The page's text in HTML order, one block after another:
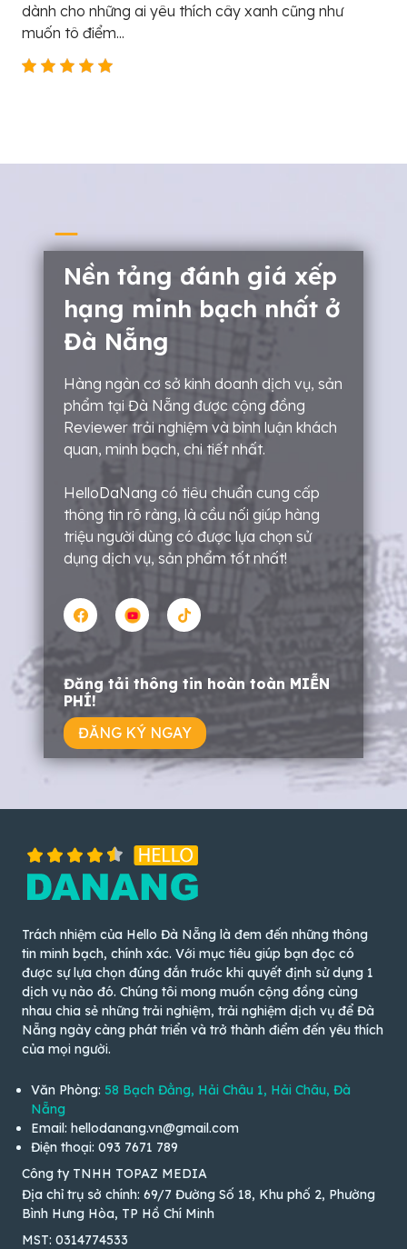
dành cho những ai yêu thích cây xanh cũng như
muốn tô điểm...
Nền tảng đánh giá xếp
hạng minh bạch nhất ở
Đà Nẵng
Hàng ngàn cơ sở kinh doanh dịch vụ, sản
phẩm tại Đà Nẵng được cộng đồng
Reviewer trải nghiệm và bình luận khách
quan, minh bạch, chi tiết nhất.
HelloDaNang có tiêu chuẩn cung cấp
thông tin rõ ràng, là cầu nối giúp hàng
triệu người dùng có được lựa chọn sử
dụng dịch vụ, sản phẩm tốt nhất!
Đăng tải thông tin hoàn toàn MIỄN
PHÍ!
ĐĂNG KÝ NGAY
Trách nhiệm của Hello Đà Nẵng là đem đến những thông
tin minh bạch, chính xác. Với mục tiêu giúp bạn đọc có
được sự lựa chọn đúng đắn trước khi quyết định sử dụng 1
dịch vụ nào đó. Chúng tôi mong muốn cộng đồng cùng
nhau chia sẻ những trải nghiệm, trải nghiệm dịch vụ để Đà
Nẵng ngày càng phát triển và trở thành điểm đến yêu thích
của mọi người.
Văn Phòng: 58 Bạch Đằng, Hải Châu 1, Hải Châu, Đà
Nẵng
Email: hellodanang.vn@gmail.com
Điện thoại: 093 7671 789
Công ty TNHH TOPAZ MEDIA
Địa chỉ trụ sở chính: 69/7 Đường Số 18, Khu phố 2, Phường
Bình Hưng Hòa, TP Hồ Chí Minh
MST: 0314774533